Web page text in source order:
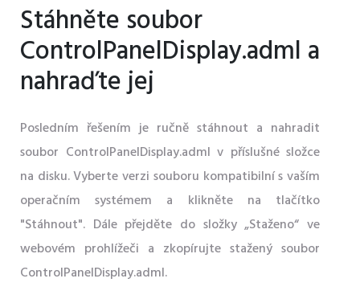
Stáhněte soubor
ControlPanelDisplay.adml a
nahraďte jej
Posledním řešením je ručně stáhnout a nahradit
soubor ControlPanelDisplay.adml v příslušné složce
na disku. Vyberte verzi souboru kompatibilní s vaším
operačním systémem a klikněte na tlačítko
"Stáhnout". Dále přejděte do složky „Staženo“ ve
webovém prohlížeči a zkopírujte stažený soubor
ControlPanelDisplay.adml.